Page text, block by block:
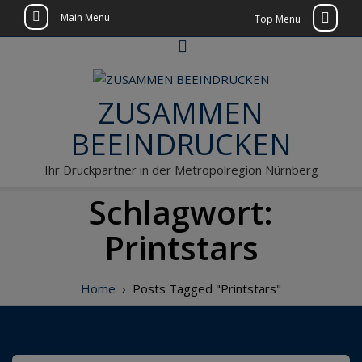
Main Menu Top Menu
ZUSAMMEN
BEEINDRUCKEN
Ihr Druckpartner in der Metropolregion Nürnberg
Schlagwort:
Printstars
Home › Posts Tagged "Printstars"